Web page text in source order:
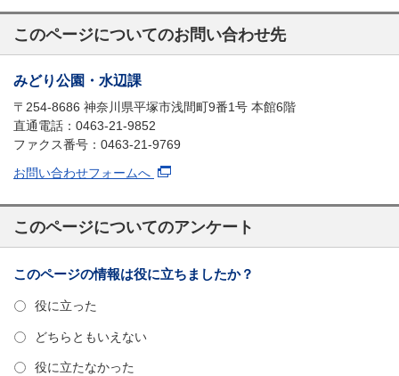
このページについてのお問い合わせ先
みどり公園・水辺課
〒254-8686 神奈川県平塚市浅間町9番1号 本館6階
直通電話：0463-21-9852
ファクス番号：0463-21-9769
お問い合わせフォームへ
このページについてのアンケート
このページの情報は役に立ちましたか？
役に立った
どちらともいえない
役に立たなかった